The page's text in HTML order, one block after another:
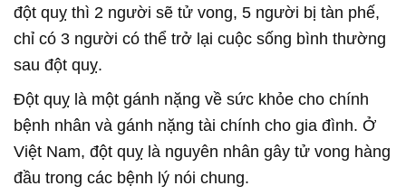
đột quỵ thì 2 người sẽ tử vong, 5 người bị tàn phế,
chỉ có 3 người có thể trở lại cuộc sống bình thường
sau đột quỵ.
Đột quỵ là một gánh nặng về sức khỏe cho chính
bệnh nhân và gánh nặng tài chính cho gia đình. Ở
Việt Nam, đột quỵ là nguyên nhân gây tử vong hàng
đầu trong các bệnh lý nói chung.